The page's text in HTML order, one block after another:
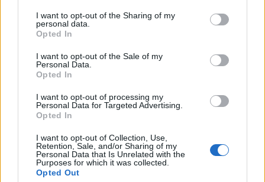
I want to opt-out of the Sharing of my
personal data.
Opted In
I want to opt-out of the Sale of my
Personal Data.
Opted In
I want to opt-out of processing my
Personal Data for Targeted Advertising.
Opted In
I want to opt-out of Collection, Use,
Retention, Sale, and/or Sharing of my
Personal Data that Is Unrelated with the
Purposes for which it was collected.
Opted Out
SPETTACOLI
SCIENZA E TECH
Libero ShoppingContattiPubblicitàCookie policy
Condizioni generali